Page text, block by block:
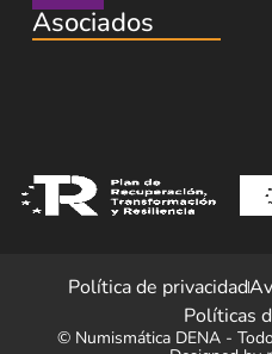
Asociados
Política de privacidad
Políticas
© Numismática DENA -